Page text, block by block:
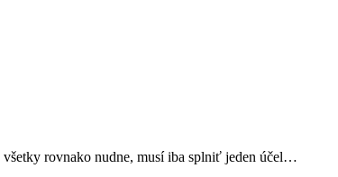
všetky rovnako nudne, musí iba splniť jeden účel…